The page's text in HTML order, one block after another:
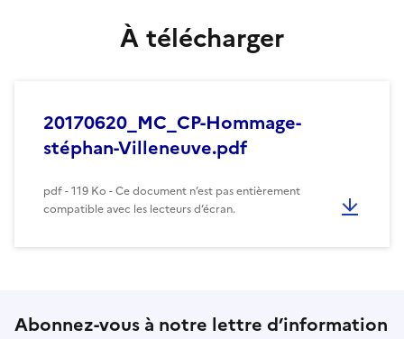
À télécharger
20170620_MC_CP-Hommage-
stéphan-Villeneuve.pdf
pdf - 119 Ko - Ce document n’est pas entièrement
compatible avec les lecteurs d’écran.
Abonnez-vous à notre lettre d’information